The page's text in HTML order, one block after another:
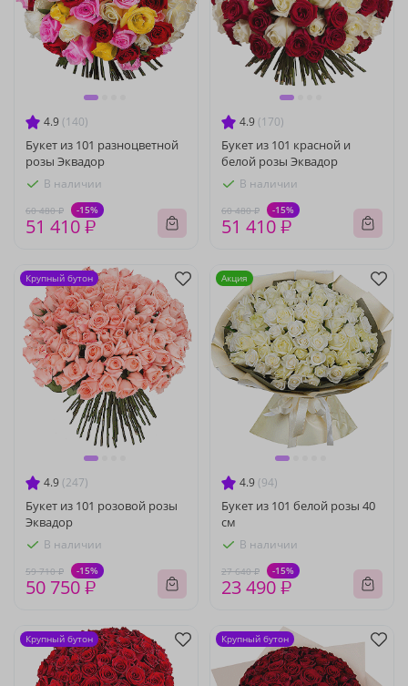
4.9 (140)
Букет из 101 разноцветной
розы Эквадор
В наличии
60 480 ₽ -15%
51 410 ₽
4.9 (170)
Букет из 101 красной и
белой розы Эквадор
В наличии
60 480 ₽ -15%
51 410 ₽
4.9 (247)
Букет из 101 розовой розы
Эквадор
В наличии
59 710 ₽ -15%
50 750 ₽
Крупный бутон
4.9 (94)
Букет из 101 белой розы 40
см
В наличии
27 640 ₽ -15%
23 490 ₽
Акция
Крупный бутон Крупный бутон